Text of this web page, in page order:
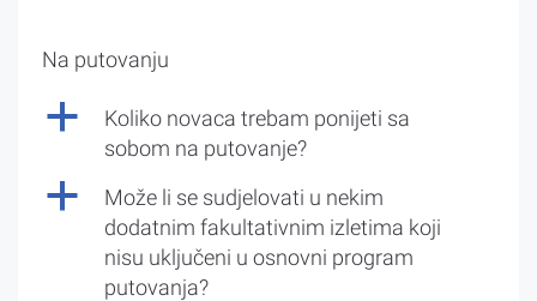
Na putovanju
a
Koliko novaca trebam ponijeti sa
sobom na putovanje?
a
Može li se sudjelovati u nekim
dodatnim fakultativnim izletima koji
nisu uključeni u osnovni program
putovanja?